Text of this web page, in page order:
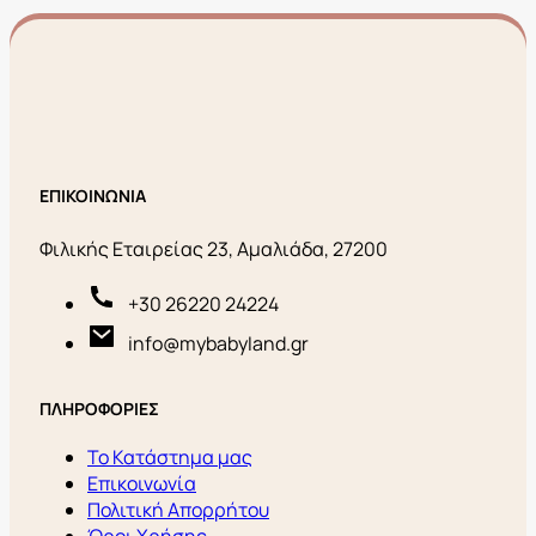
ΕΠΙΚΟΙΝΩΝΙΑ
Φιλικής Εταιρείας 23, Αμαλιάδα, 27200
+30 26220 24224
info@mybabyland.gr
ΠΛΗΡΟΦΟΡΙΕΣ
Το Κατάστημα μας
Επικοινωνία
Πολιτική Απορρήτου